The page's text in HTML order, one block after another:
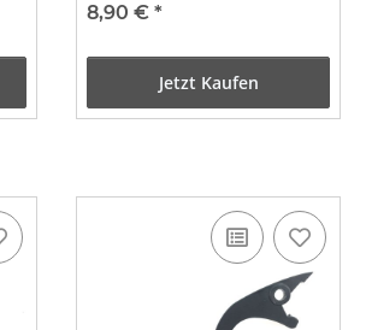
8,90 € *
Jetzt Kaufen